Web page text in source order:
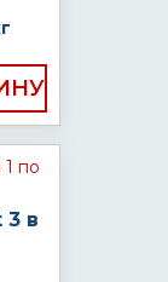
3 в